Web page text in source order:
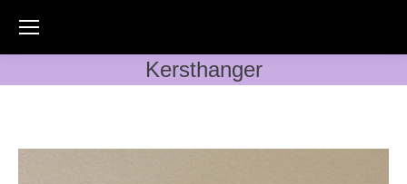
Kersthanger